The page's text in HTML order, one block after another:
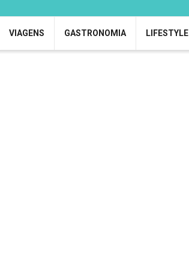
VIAGENS GASTRONOMIA LIFESTYLE